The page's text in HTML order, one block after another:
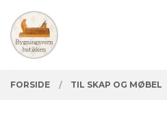
innholdet
PRODUKTER
Lukk
FORSIDE TIL SKAP OG MØBEL